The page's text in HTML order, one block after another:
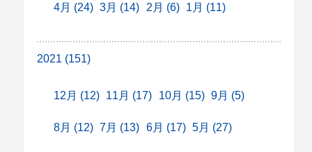
4月 (24) 3月 (14) 2月 (6) 1月 (11)
2021 (151)
12月 (12) 11月 (17) 10月 (15) 9月 (5)
8月 (12) 7月 (13) 6月 (17) 5月 (27)